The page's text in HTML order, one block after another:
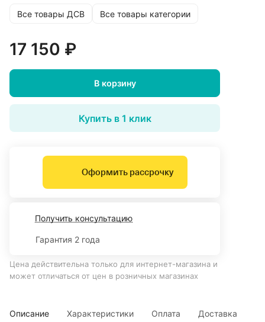
Все товары ДСВ Все товары категории
17 150 ₽
В корзину
Купить в 1 клик
Оформить рассрочку
Получить консультацию
Гарантия 2 года
Цена действительна только для интернет-магазина и
может отличаться от цен в розничных магазинах
Описание Характеристики Оплата Доставка